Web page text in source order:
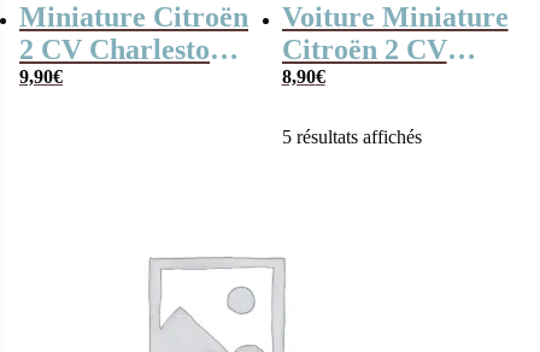
Miniature Citroën
2 CV Charleston
rouge en métal (7
9,90€
Voiture Miniature
Citroën 2 CV
Fourgonnette –
8,90€
5 résultats affichés